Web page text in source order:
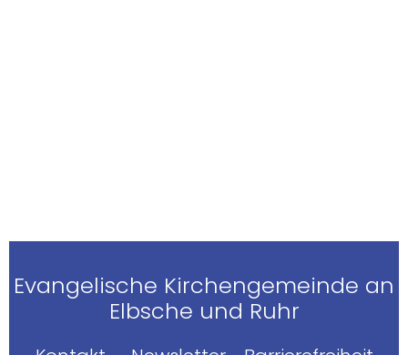
Evangelische Kirchengemeinde an
Elbsche und Ruhr